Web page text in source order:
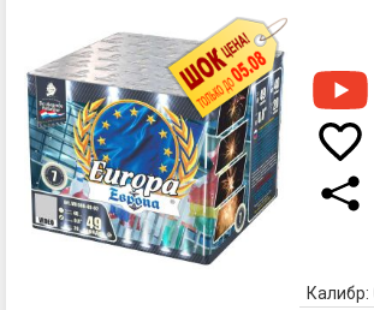
Калибр: